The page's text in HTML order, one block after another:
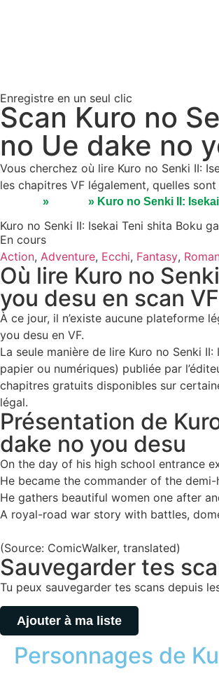
Enregistre en un seul clic
Scan Kuro no
no Ue dake no
Vous cherchez où lire Kuro no Senki II:
les chapitres VF légalement, quelles
» » Kuro no Senki II:
Kuro no Senki II: Isekai Teni shita Boku
En cours
Action, Adventure, Ecchi, Fantasy,
Où lire Kuro no
you desu en scan
À ce jour, il n’existe aucune plateforme
you desu en VF.
La seule manière de lire Kuro no Senki
papier ou numériques) publiée par
chapitres gratuits disponibles sur
légal.
Présentation de
dake no you desu
On the day of his high school entrance
He became the commander of the
He gathers beautiful women one after
A royal-road war story with battles,
(Source: ComicWalker, translated)
Sauvegarder tes
Tu peux sauvegarder tes scans depuis
Ajouter à ma liste
Personnages de